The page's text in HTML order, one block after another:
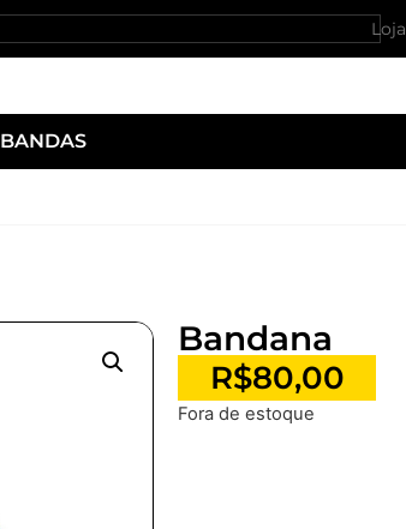
Loja
BANDAS
Bandana
R$80,00
Fora de estoque